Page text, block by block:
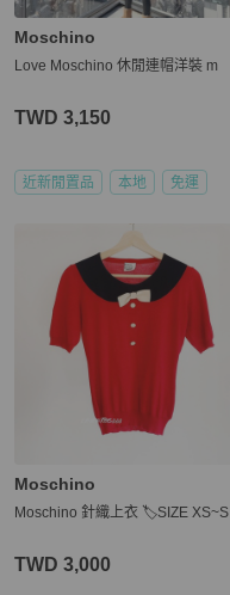
Moschino
Love Moschino 休閒連帽洋裝 m
TWD 3,150
近新閒置品 本地 免運
Moschino
Moschino 針織上衣 🏷️SIZE XS~S
TWD 3,000